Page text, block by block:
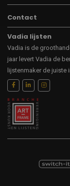
Contact
Vadia lijsten
Vadia is de
jaar levert Vadia de
lijstenmaker de juiste